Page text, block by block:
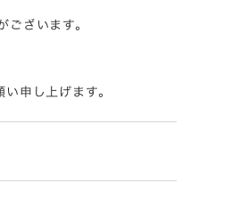
ございます。
申し上げます。